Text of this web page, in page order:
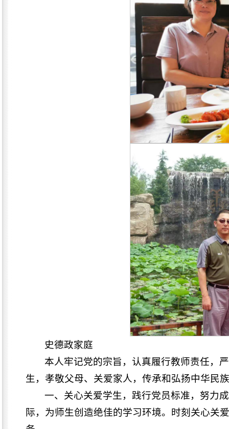
史德政家庭
本人牢记党的宗旨，认真履行教师责任，
生，孝敬父母、关爱家人，传承和弘扬中华民
一、关心关爱学生，践行党员标准，努力
际，为师生创造绝佳的学习环境。时刻关心关